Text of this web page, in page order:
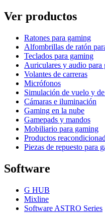
Ver productos
Ratones para gaming
Alfombrillas de ratón
Teclados para gaming
Auriculares y audio para
Volantes de carreras
Micrófonos
Simulación de vuelo y
Cámaras e iluminación
Gaming en la nube
Gamepads y mandos
Mobiliario para gaming
Productos
Piezas de repuesto para
Software
G HUB
Mixline
Software ASTRO Series